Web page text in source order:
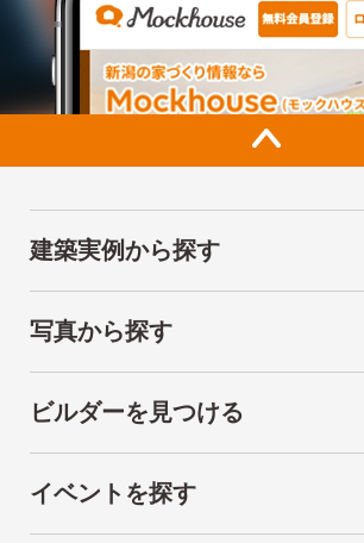
建築実例から探す
写真から探す
ビルダーを見つける
イベントを探す